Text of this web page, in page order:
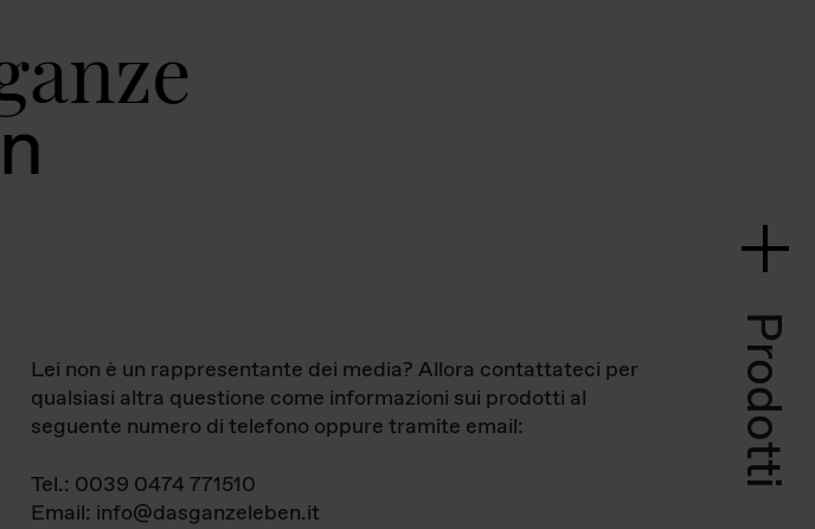
ganz
Prodotti
Lei non è un rappresentante dei media? Allora contattateci per
qualsiasi altra questione come informazioni sui prodotti al
seguente numero di telefono oppure tramite email:
Tel.: 0039 0474 771510
Email: info@dasganzeleben.it